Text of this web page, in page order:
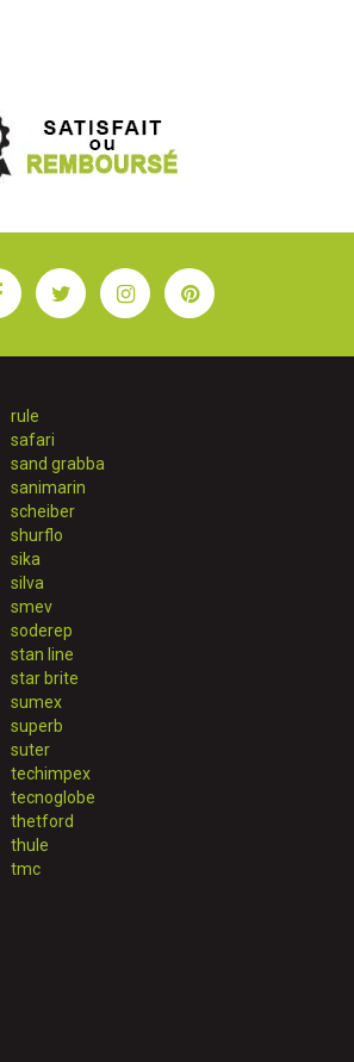
FacebookTwitterInstagramPinterest
rule
safari
sand grabba
sanimarin
scheiber
shurflo
sika
silva
smev
soderep
stan line
star brite
sumex
superb
suter
techimpex
tecnoglobe
thetford
thule
tmc